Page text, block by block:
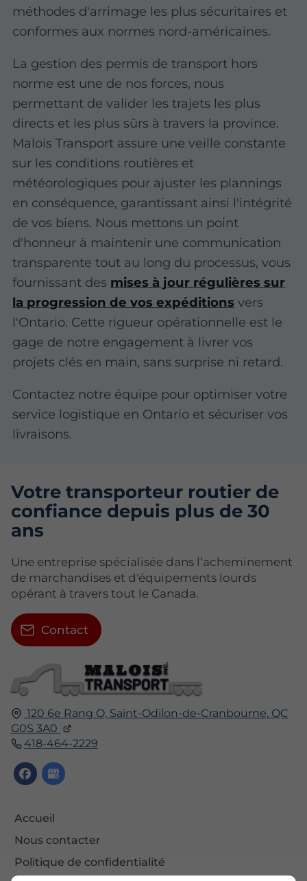
méthodes d'arrimage les plus sécuritaires et
conformes aux normes nord-américaines.
La gestion des permis de transport hors
norme est une de nos forces, nous
permettant de valider les trajets les plus
directs et les plus sûrs à travers la province.
Malois Transport assure une veille constante
sur les conditions routières et
météorologiques pour ajuster les plannings
en conséquence, garantissant ainsi l'intégrité
de vos biens. Nous mettons un point
d'honneur à maintenir une communication
transparente tout au long du processus, vous
fournissant des mises à jour régulières sur
la progression de vos expéditions vers
l'Ontario. Cette rigueur opérationnelle est le
gage de notre engagement à livrer vos
projets clés en main, sans surprise ni retard.
Contactez notre équipe pour optimiser votre
service logistique en Ontario et sécuriser vos
livraisons.
120 6e Rang O, Saint-Odilon-de-Cranbourne, QC
G0S 3A0
418-464-2229
Accueil
Nous contacter
Politique de confidentialité
Votre transporteur routier de
confiance depuis plus de 30
ans
Une entreprise spécialisée dans l’acheminement
de marchandises et d'équipements lourds
opérant à travers tout le Canada.
Contact